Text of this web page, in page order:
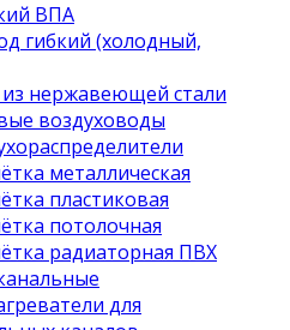
ВПА
гибкий (холодный,
нержавеющей стали
воздуховоды
металлическая
пластиковая
потолочная
радиаторная ПВХ
для